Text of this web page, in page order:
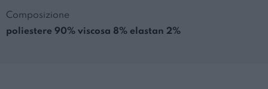
Composizione
poliestere 90% viscosa 8% elastan 2%